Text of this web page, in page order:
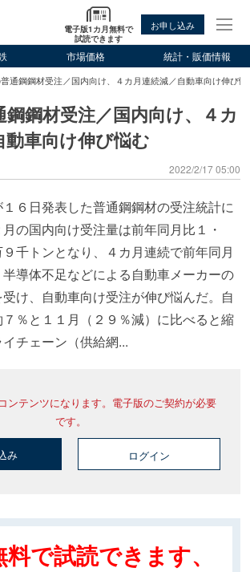
電子版1カ月無料で
試読できます
お申し込み
市場価格 統計・販価情報
普通鋼鋼材受注／国内向け、４カ月連続減／自動車向け伸び悩
鋼鋼材受注／国内向け、４カ
動車向け伸び悩む
2022/2/17 05:00
６日発表した普通鋼鋼材の受注統計に
の国内向け受注量は前年同月比１・
千トンとなり、４カ月連続で前年同月
導体不足などによる自動車メーカーの
け、自動車向け受注が伸び悩んだ。自
％と１１月（２９％減）に比べると縮
チェーン（供給網...
ンテンツになります。電子版のご契約が必要
です。
み ログイン
で試読できます、